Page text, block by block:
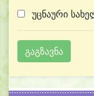
უცნაური